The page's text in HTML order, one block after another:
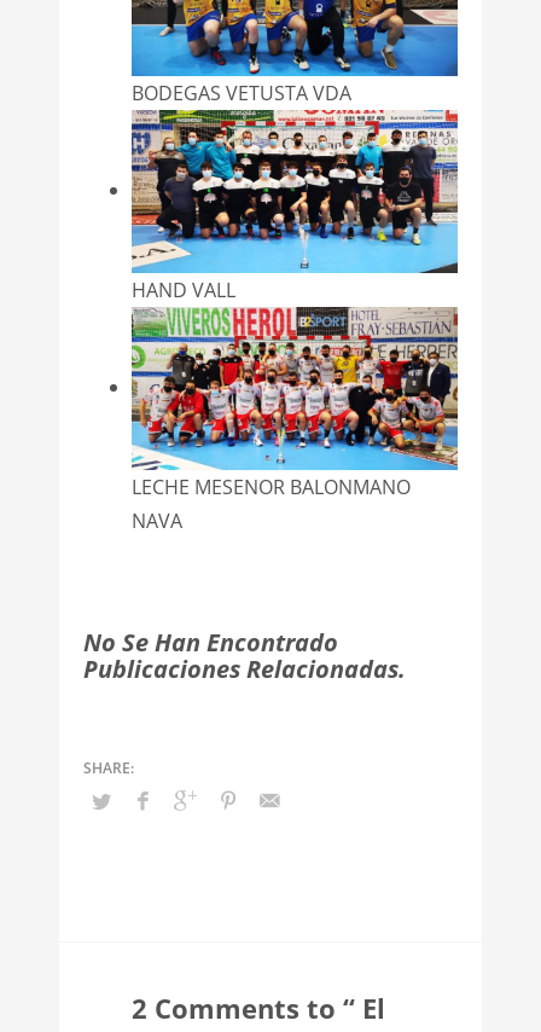
BODEGAS VETUSTA VDA
HAND VALL
LECHE MESENOR BALONMANO
NAVA
No Se Han Encontrado
Publicaciones Relacionadas.
2 Comments to “ El